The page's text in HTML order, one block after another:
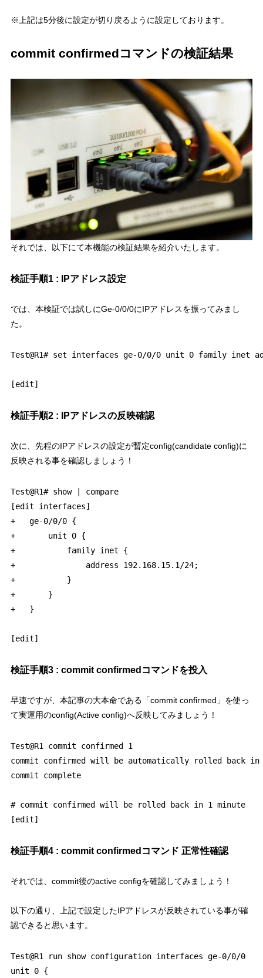
※上記は5分後に設定が切り戻るように設定しております。
commit confirmedコマンドの検証結果
それでは、以下にて本機能の検証結果を紹介いたします。
検証手順1 : IPアドレス設定
では、本検証では試しにGe-0/0/0にIPアドレスを振ってみまし
た。
Test@R1# set interfaces ge-0/0/0 unit 0 family inet
検証手順2 : IPアドレスの反映確認
次に、先程のIPアドレスの設定が暫定config(candidate config)に
反映される事を確認しましょう！
Test@R1# show | compare
[edit interfaces]
+   ge-0/0/0 {
+       unit 0 {
+           family inet {
+               address 192.168.15.1/24;
+           }
+       }
+   }
検証手順3 : commit confirmedコマンドを投入
早速ですが、本記事の大本命である「commit confirmed」を使っ
て実運用のconfig(Active config)へ反映してみましょう！
Test@R1 commit confirmed 1
commit confirmed will be automatically rolled back in
commit complete
# commit confirmed will be rolled back in 1 minute
検証手順4 : commit confirmedコマンド 正常性確認
それでは、commit後のactive configを確認してみましょう！
以下の通り、上記で設定したIPアドレスが反映されている事が確
認できると思います。
Test@R1 run show configuration interfaces ge-0/0/
unit 0 {